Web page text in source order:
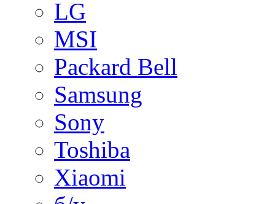
LG
MSI
Packard Bell
Samsung
Sony
Toshiba
Xiaomi